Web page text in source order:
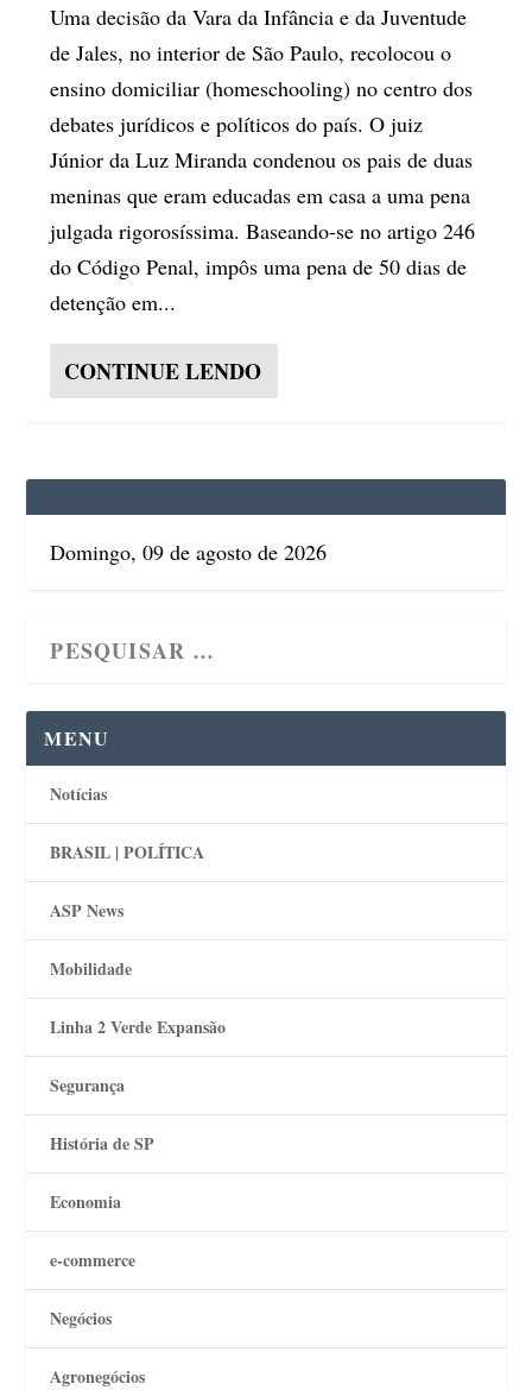
Uma decisão da Vara da Infância e da Juventude
de Jales, no interior de São Paulo, recolocou o
ensino domiciliar (homeschooling) no centro dos
debates jurídicos e políticos do país. O juiz
Júnior da Luz Miranda condenou os pais de duas
meninas que eram educadas em casa a uma pena
julgada rigorosíssima. Baseando-se no artigo 246
do Código Penal, impôs uma pena de 50 dias de
detenção em...
CONTINUE LENDO
Domingo, 09 de agosto de 2026
MENU
Notícias
BRASIL | POLÍTICA
ASP News
Mobilidade
Linha 2 Verde Expansão
Segurança
História de SP
Economia
e-commerce
Negócios
Agronegócios